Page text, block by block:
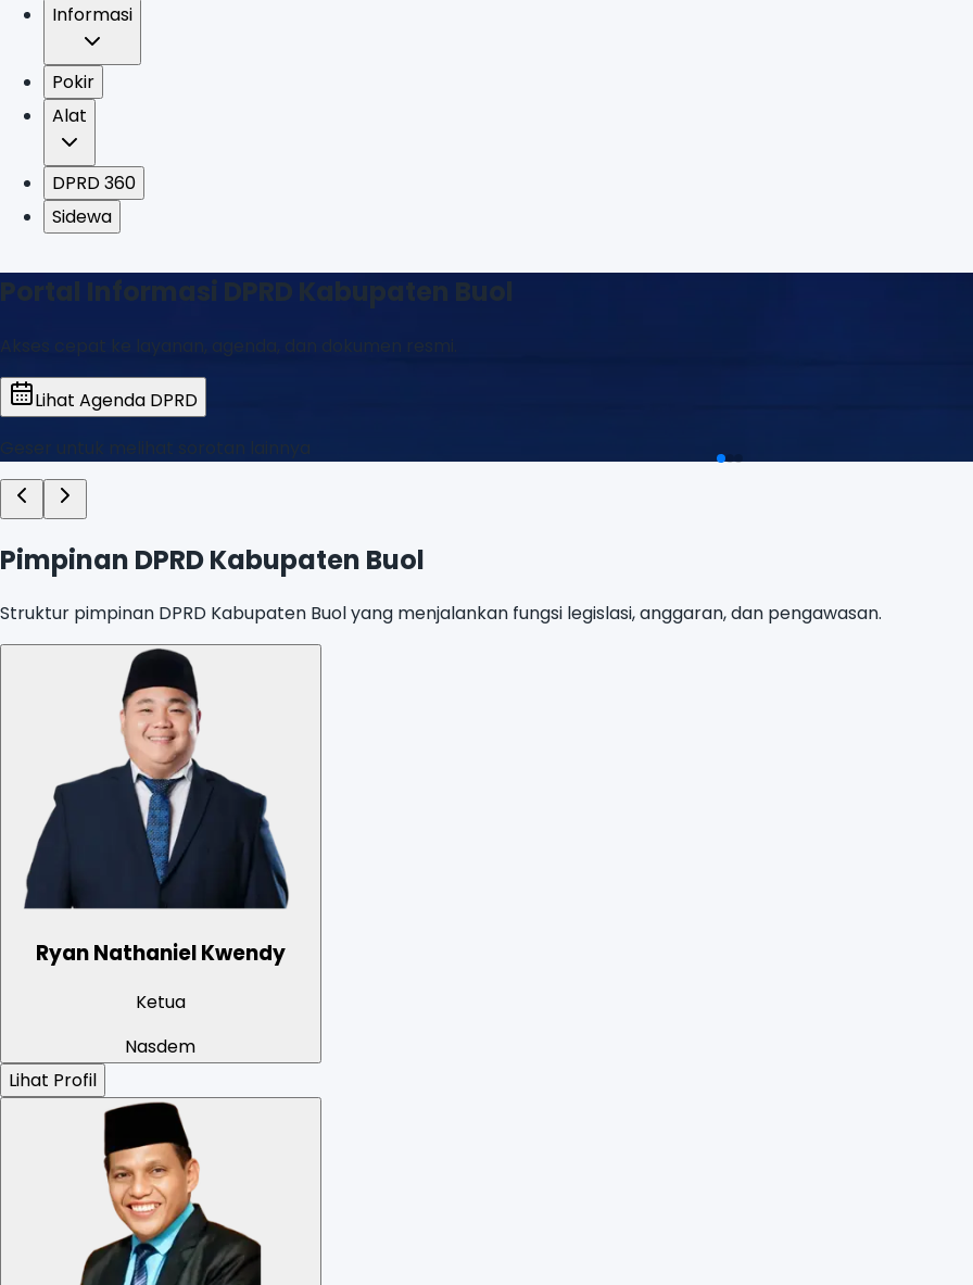
Informasi
Pokir
Alat
DPRD 360
Sidewa
DPRD Kabupaten Buol
agenda, dan dokumen resmi.
sorotan lainnya
Pimpinan DPRD Kabupaten Buol
Struktur pimpinan DPRD Kabupaten Buol yang menjalankan fungsi legislasi, anggaran, dan pengawasan.
Ryan Nathaniel Kwendy
Ketua
Nasdem
Lihat Profil